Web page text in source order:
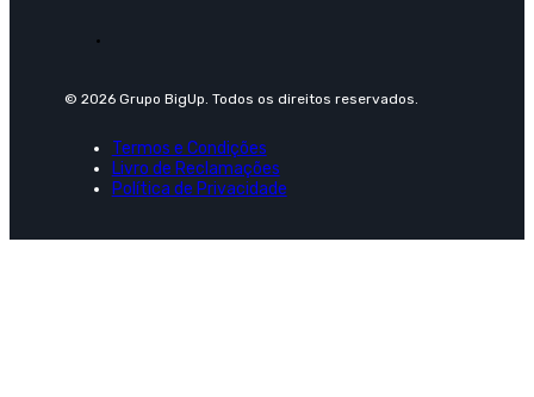
© 2026 Grupo BigUp. Todos os direitos reservados.
Termos e Condições
Livro de Reclamações
Política de Privacidade